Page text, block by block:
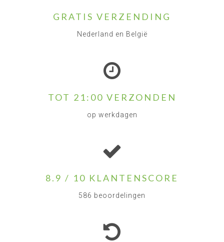
GRATIS VERZENDING
Nederland en België
TOT 21:00 VERZONDEN
op werkdagen
8.9 / 10 KLANTENSCORE
586 beoordelingen